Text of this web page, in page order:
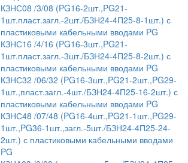
КЗНС08 /3/08 (PG16-2шт.,PG21-
1шт.пласт.загл.-2шт./БЗН24-4П25-8-1шт.) с
пластиковыми кабельными вводами PG
КЗНС16 /4/16 (PG16-3шт.,PG21-
1шт.пласт.загл.-3шт./БЗН24-4П25-8-2шт.) с
пластиковыми кабельными вводами PG
КЗНС32 /06/32 (PG16-3шт.,PG21-2шт.,PG29-
1шт.,пласт.загл.-4шт./БЗН24-4П25-16-2шт.) с
пластиковыми кабельными вводами PG
КЗНС48 /07/48 (PG16-4шт.,PG21-1шт.,PG29-
1шт.,PG36-1шт.,загл.-5шт./БЗН24-4П25-24-
2шт.) с пластиковыми кабельными вводами
PG